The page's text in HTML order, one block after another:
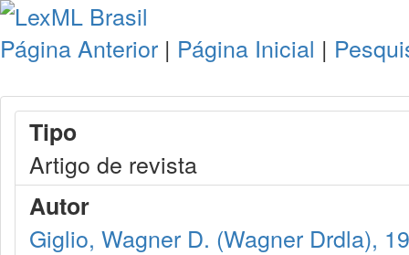
Página Anterior | Página Inicial |
Tipo
Artigo de revista
Autor
Giglio, Wagner D. (Wagner Drdla),